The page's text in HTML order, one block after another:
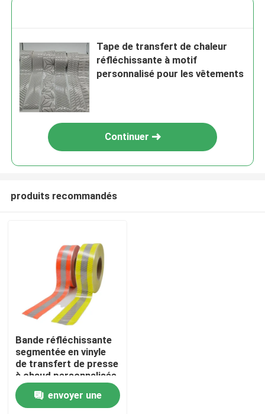
Aperçu
Produits
A propos de nous
Tape de transfert de chaleur
réfléchissante à motif
personnalisé pour les vêtements
Continuer
produits recommandés
Bande réfléchissante
segmentée en vinyle
de transfert de presse
à chaud personnalisée
de qualité pour
vêtementsenvoyer une